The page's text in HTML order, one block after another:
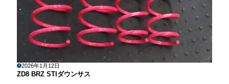
2026年1月12日
ZD8 BRZ STIダウンサス